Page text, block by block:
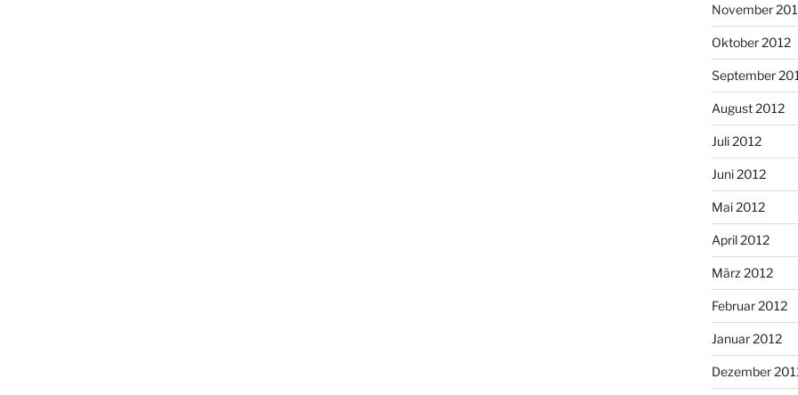
November
Oktober 2012
September
August 2012
Juli 2012
Juni 2012
Mai 2012
April 2012
März 2012
Februar 2012
Januar 2012
Dezember